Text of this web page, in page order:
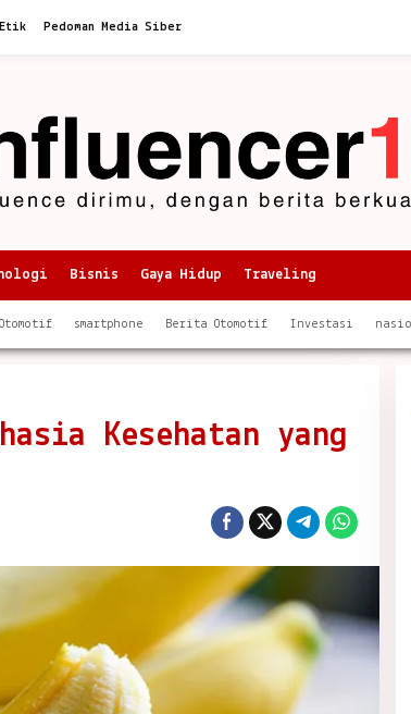
Etik Pedoman Media Siber
Bisnis Gaya Hidup Traveling
smartphone Berita Otomotif Investasi
Kesehatan yang